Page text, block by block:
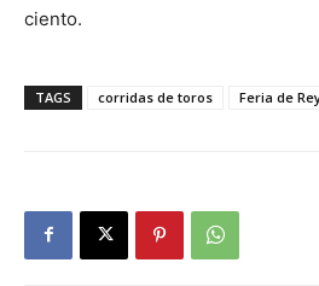
ciento.
TAGS corridas de toros Feria de